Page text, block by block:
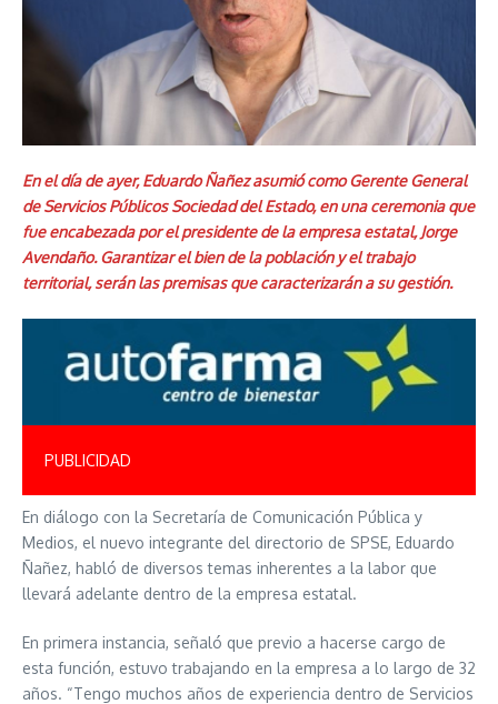
En el día de ayer, Eduardo Ñañez asumió como Gerente General
de Servicios Públicos Sociedad del Estado, en una ceremonia que
fue encabezada por el presidente de la empresa estatal, Jorge
Avendaño. Garantizar el bien de la población y el trabajo
territorial, serán las premisas que caracterizarán a su gestión.
PUBLICIDAD
En diálogo con la Secretaría de Comunicación Pública y
Medios, el nuevo integrante del directorio de SPSE, Eduardo
Ñañez, habló de diversos temas inherentes a la labor que
llevará adelante dentro de la empresa estatal.
En primera instancia, señaló que previo a hacerse cargo de
esta función, estuvo trabajando en la empresa a lo largo de 32
años. “Tengo muchos años de experiencia dentro de Servicios